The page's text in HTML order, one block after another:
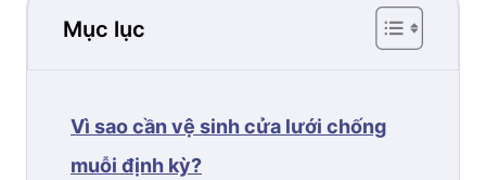
Mục lục
Vì sao cần vệ sinh cửa lưới chống
muỗi định kỳ?